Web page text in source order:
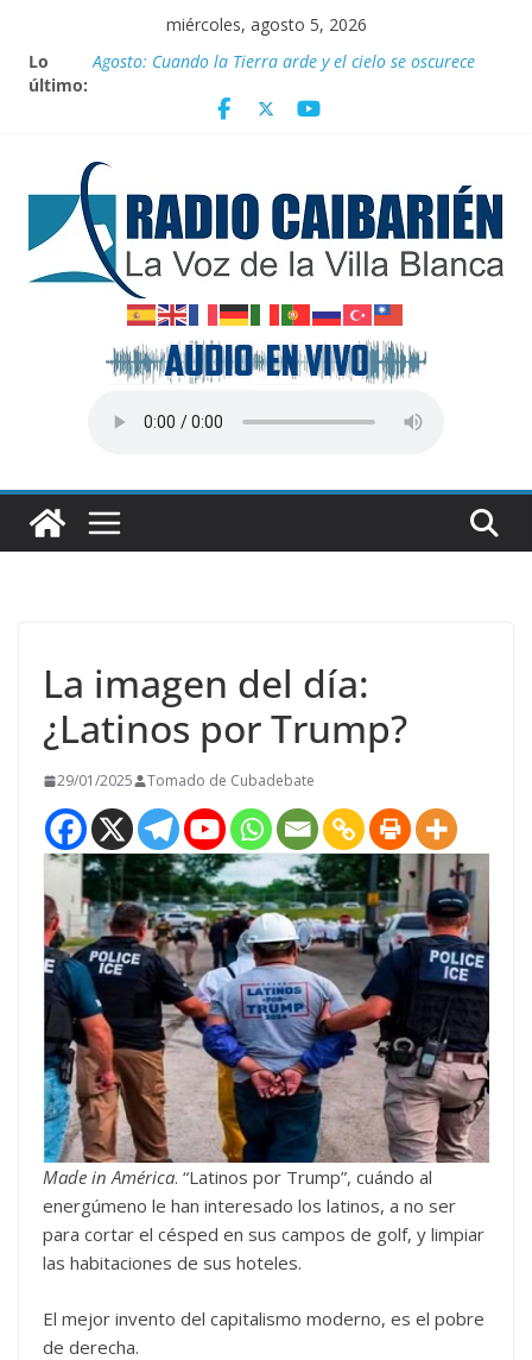
contenido
miércoles, agosto 5, 2026
Lo
último:
Agosto: Cuando la Tierra arde y el cielo se oscurece
genocidio contra la isla
preselección de béisbol de Villa Clara en juego de
Homenaje a federadas
Innovación desde la base
La imagen del día:
¿Latinos por Trump?
29/01/2025 Tomado de Cubadebate
Made in América. “Latinos por Trump”, cuándo al
energúmeno le han interesado los latinos, a no ser
para cortar el césped en sus campos de golf, y limpiar
las habitaciones de sus hoteles.
El mejor invento del capitalismo moderno, es el pobre
de derecha.